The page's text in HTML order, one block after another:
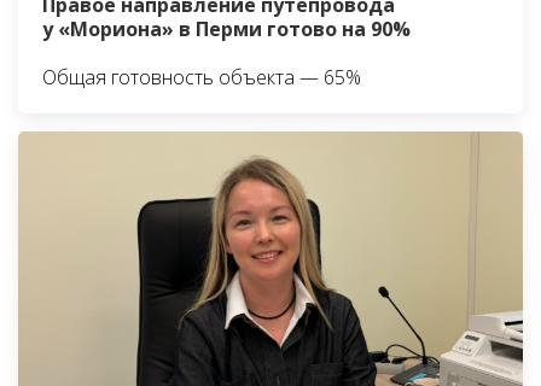
Правое направление путепровода
у «Мориона» в Перми готово на 90%
Общая готовность объекта — 65%